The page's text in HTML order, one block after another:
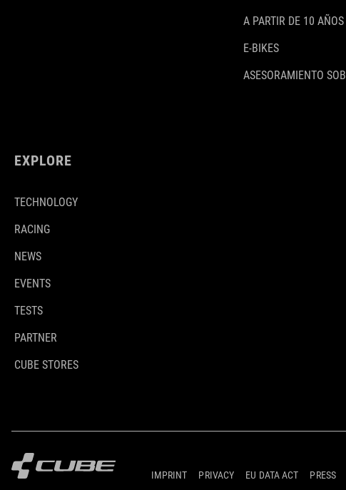
A PARTIR DE 10 AÑOS
E-BIKES
ASESORAMIENTO
EXPLORE
TECHNOLOGY
RACING
NEWS
EVENTS
TESTS
PARTNER
CUBE STORES
IMPRINT PRIVACY EU DATA ACT PRESS